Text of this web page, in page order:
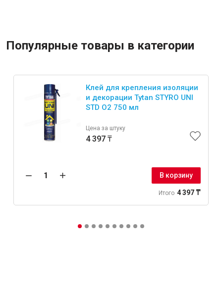
Популярные товары в категории
Клей для крепления изоляции
и декорации Tytan STYRO UNI
STD O2 750 мл
Цена за штуку
4 397 ₸
В корзину
Итого 4 397 ₸